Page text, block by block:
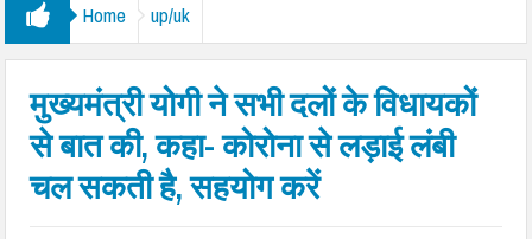
Home up/uk
मुख्यमंत्री योगी ने सभी दलों के विधायकों
से बात की, कहा- कोरोना से लड़ाई लंबी
चल सकती है, सहयोग करें